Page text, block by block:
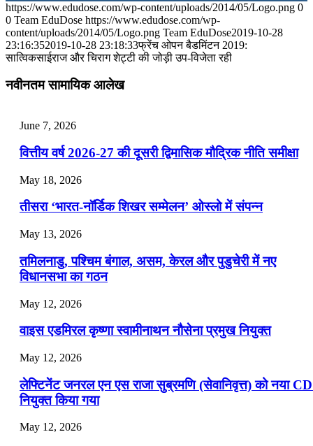
July 31, 2026
📝 डेली करेंट अफेयर्स: 28-31 जुलाई 2026
July 25, 2026
📝 डेली करेंट अफेयर्स: 22-24 जुलाई 2026
July 22, 2026
📝 डेली करेंट अफेयर्स: 19-21 जुलाई 2026
July 19, 2026
📝 डेली करेंट अफेयर्स: 16-18 जुलाई 2026
https://www.edudose.com/wp-content/uploads/2014/05/Logo.png 0
0 Team EduDose https://www.edudose.com/wp-
content/uploads/2014/05/Logo.png Team EduDose2019-10-28
23:16:352019-10-28 23:18:33फ्रेंच ओपन बैडमिंटन 2019:
सात्विकसाईराज और चिराग शेट्टी की जोड़ी उप-विजेता रही
नवीनतम सामायिक आलेख
June 7, 2026
वित्तीय वर्ष 2026-27 की दूसरी द्विमासिक मौद्रिक नीति समीक्षा
May 18, 2026
तीसरा ‘भारत-नॉर्डिक शिखर सम्मेलन’ ओस्लो में संपन्न
May 13, 2026
तमिलनाडु, पश्चिम बंगाल, असम, केरल और पुडुचेरी में नए
विधानसभा का गठन
May 12, 2026
वाइस एडमिरल कृष्णा स्वामीनाथन नौसेना प्रमुख नियुक्त
May 12, 2026
लेफ्टिनेंट जनरल एन एस राजा सुब्रमणि (सेवानिवृत्त) को नया
नियुक्त किया गया
May 12, 2026